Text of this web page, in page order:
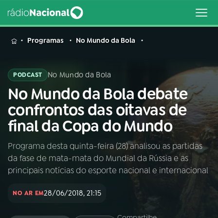
MENU
Buscar
na
Rádio
Nacional
Buscar
AO VIVO
Programas No Mundo da Bola
PODCAST No Mundo da Bola
No Mundo da Bola debate
confrontos das oitavas de
final da Copa do Mundo
Programa desta quinta-feira (28) analisou as partidas
da fase de mata-mata do Mundial da Rússia e as
principais notícias do esporte nacional e internacional
NO AR EM28/06/2018, 21:15